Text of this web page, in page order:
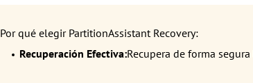
Por qué elegir PartitionAssistant Recovery:
Recuperación Efectiva:Recupera de forma